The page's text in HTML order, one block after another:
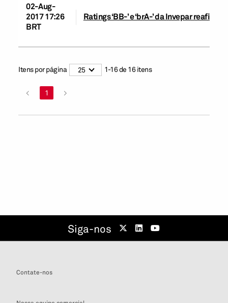
02-Aug-
2017 17:26
BRT
Ratings ‘BB-’ e ‘brA-’ da Invepar
Itens por página 25 1-16de 16 itens
< 1 >
Siga-nos
Contate-nos